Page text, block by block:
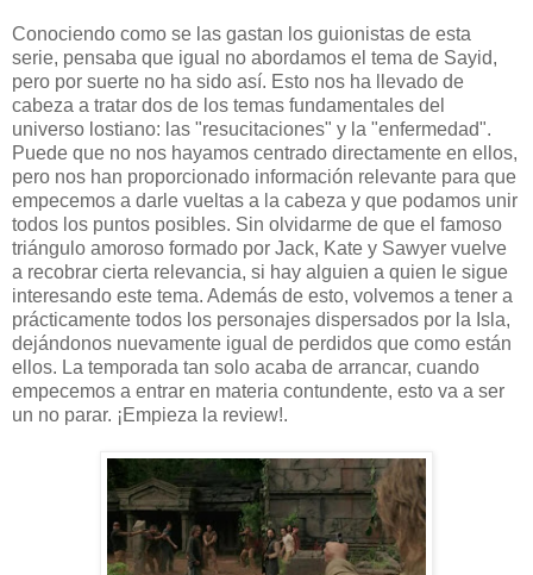
Conociendo como se las gastan los guionistas de esta
serie, pensaba que igual no abordamos el tema de Sayid,
pero por suerte no ha sido así. Esto nos ha llevado de
cabeza a tratar dos de los temas fundamentales del
universo lostiano: las "resucitaciones" y la "enfermedad".
Puede que no nos hayamos centrado directamente en ellos,
pero nos han proporcionado información relevante para que
empecemos a darle vueltas a la cabeza y que podamos unir
todos los puntos posibles. Sin olvidarme de que el famoso
triángulo amoroso formado por Jack, Kate y Sawyer vuelve
a recobrar cierta relevancia, si hay alguien a quien le sigue
interesando este tema. Además de esto, volvemos a tener a
prácticamente todos los personajes dispersados por la Isla,
dejándonos nuevamente igual de perdidos que como están
ellos. La temporada tan solo acaba de arrancar, cuando
empecemos a entrar en materia contundente, esto va a ser
un no parar. ¡Empieza la review!.